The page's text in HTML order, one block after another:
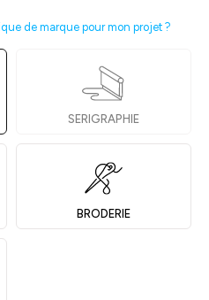
de marque pour mon projet ?
SERIGRAPHIE
BRODERIE